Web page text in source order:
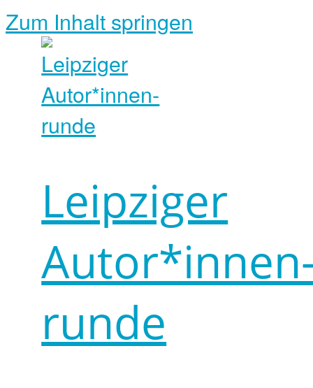
Zum Inhalt springen
Leipziger
runde